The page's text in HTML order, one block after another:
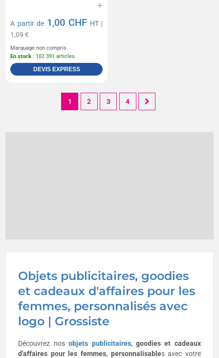
Objets publicitaires, goodies
et cadeaux d'affaires pour les
femmes, personnalisés avec
logo | Grossiste
Découvrez nosobjets publicitaires, goodies et cadeaux
d'affaires pour les femmes, personnalisables avec votre
A partir de 1,00 CHF HT|
1,09 €
Marquage non compris
En stock : 102 391 articles
DEVIS EXPRESS
1 2 3 4